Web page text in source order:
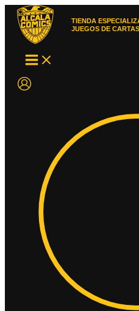
contenido
TIENDA
JUEGOS DE